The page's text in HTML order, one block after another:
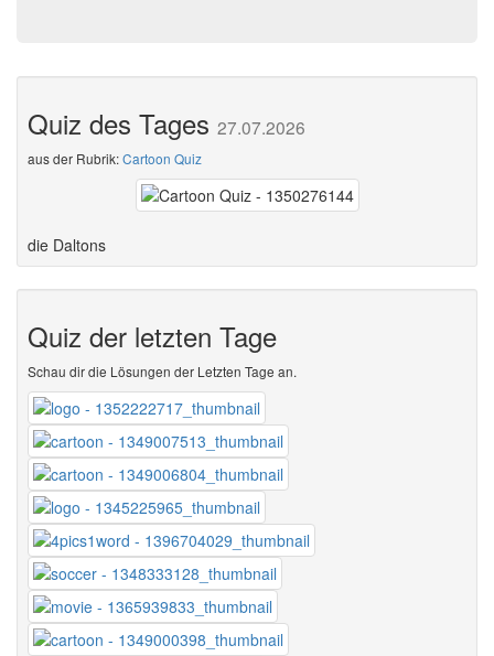
Quiz des Tages 27.07.2026
aus der Rubrik:Cartoon Quiz
die Daltons
Quiz der letzten Tage
Schau dir die Lösungen der Letzten Tage an.